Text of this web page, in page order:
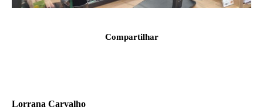
Compartilhar
Lorrana Carvalho